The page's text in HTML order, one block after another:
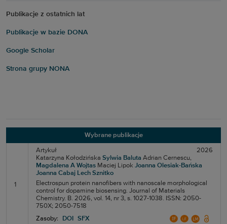
Publikacje z ostatnich lat
Publikacje w bazie DONA
Google Scholar
Strona grupy NONA
Wybrane publikacje
1
Artykuł
2026
Katarzyna Kołodzińska Sylwia Baluta Adrian Cernescu,
Magdalena A Wojtas Maciej Lipok Joanna Olesiak-Bańska
Joanna Cabaj Lech Sznitko
Electrospun protein nanofibers with nanoscale morphological
control for dopamine biosensing. Journal of Materials
Chemistry. B. 2026, vol. 14, nr 3, s. 1027-1038. ISSN: 2050-
750X; 2050-7518
Zasoby:
DOI SFX